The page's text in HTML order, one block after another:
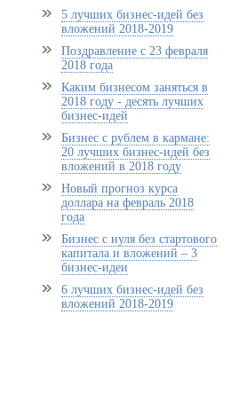
5 лучших бизнес-идей без
вложений 2018-2019
Поздравление с 23 февраля
2018 года
Каким бизнесом заняться в
2018 году - десять лучших
бизнес-идей
Бизнес с рублем в кармане:
20 лучших бизнес-идей без
вложений в 2018 году
Новый прогноз курса
доллара на февраль 2018
года
Бизнес с нуля без стартового
капитала и вложений – 3
бизнес-идеи
6 лучших бизнес-идей без
вложений 2018-2019